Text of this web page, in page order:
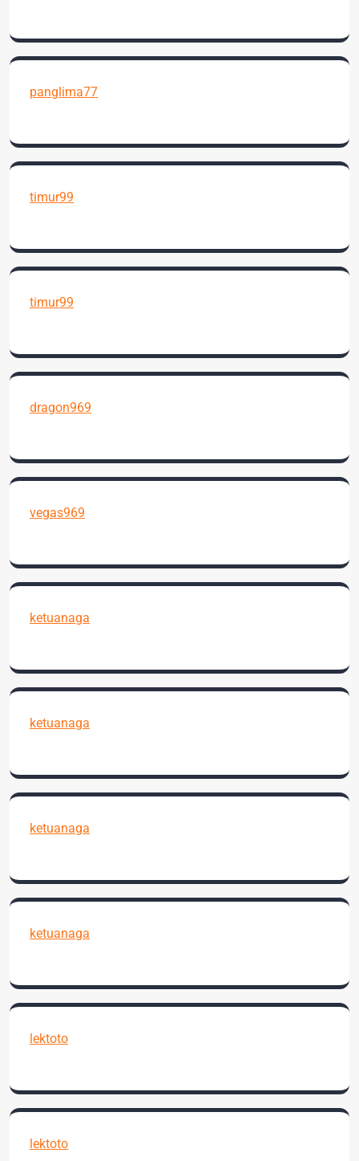
panglima77
timur99
timur99
dragon969
vegas969
ketuanaga
ketuanaga
ketuanaga
ketuanaga
lektoto
lektoto